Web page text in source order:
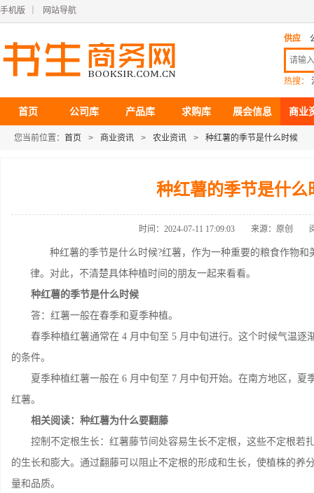
手机版 网站导航
供应
热搜：
首页 公司库 产品库 求购库 展会信息 商业
您当前位置： 首页 > 商业资讯 > 农业资讯 > 种红薯的季节是什么时候
种红薯的季节是什么
时间：2024-07-11 17:09:03 来源：原创
种红薯的季节是什么时候?红薯，作为一种重要的粮食作物和
律。对此，不清楚具体种植时间的朋友一起来看看。
种红薯的季节是什么时候
答：红薯一般在春季和夏季种植。
春季种植红薯通常在 4 月中旬至 5 月中旬进行。这个时候气温逐
的条件。
夏季种植红薯一般在 6 月中旬至 7 月中旬开始。在南方地区，夏
红薯。
相关阅读：种红薯为什么要翻藤
控制不定根生长：红薯藤节间处容易生长不定根，这些不定根若
的生长和膨大。通过翻藤可以阻止不定根的形成和生长，使植株的养
量和品质。